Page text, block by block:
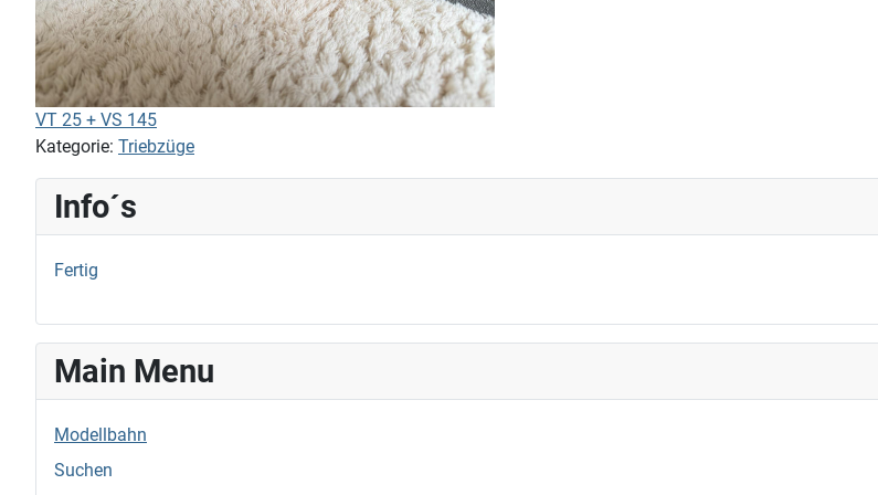
Info´s
Fertig
Main Menu
Modellbahn
Suchen
VT 25 + VS 145
Kategorie: Triebzüge